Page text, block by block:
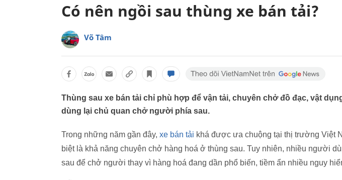
Có nên ngồi sau thùng xe bán tải?
Võ Tâm
Thùng sau xe bán tải chỉ phù hợp để vận tải, chuyên chở đồ đạc, vật
dùng lại chủ quan chở người phía sau.
Trong những năm gần đây, xe bán tải khá được ưa chuộng tại thị trường Việt
biệt là khả năng chuyên chở hàng hoá ở thùng sau. Tuy nhiên, nhiều người
sau để chở người thay vì hàng hoá đang dần phổ biến, tiềm ẩn nhiều nguy